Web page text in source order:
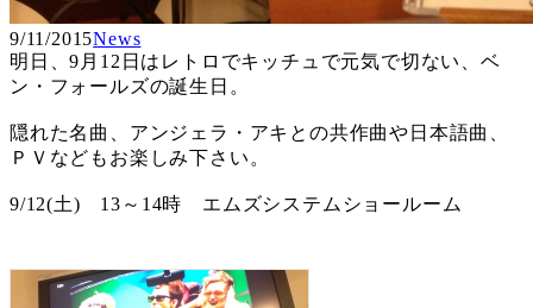
9/11/2015News
明日、9月12日はレトロでキッチュで元気で切ない、ベ
ン・フォールズの誕生日。
隠れた名曲、アンジェラ・アキとの共作曲や日本語曲、
ＰＶなどもお楽しみ下さい。
9/12(土) 13～14時 エムズシステムショールーム